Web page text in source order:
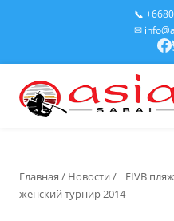
📞
✉
Главная / Новости /
FIVB
женский турнир 2014